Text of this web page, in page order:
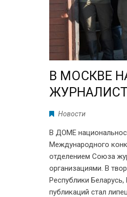
В МОСКВЕ
Новости
В ДОМЕ
Международного
отделением Союза
организациями. В
Республики
публикаций стал